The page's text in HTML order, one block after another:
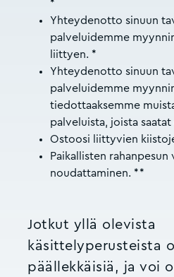
*
Yhteydenotto sinuun
palveluidemme
liittyen. *
Yhteydenotto sinuun
palveluidemme
tiedottaaksemme
palveluista, joista
Ostoosi liittyvien
Paikallisten
noudattaminen. **
Jotkut yllä olevista
käsittelyperusteista
päällekkäisiä, ja voi